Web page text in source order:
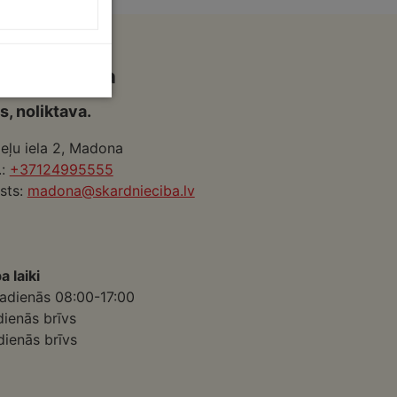
Madona
noliktava.
iela 2, Madona
+37124995555
madona@skardnieciba.lv
laiki
08:00-17:00
brīvs
brīvs